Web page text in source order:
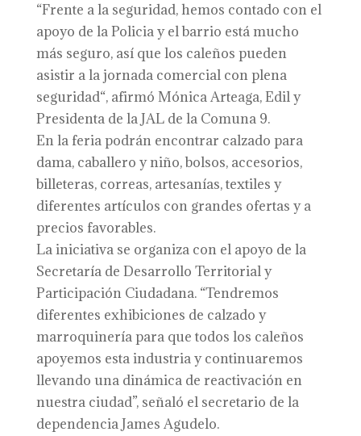
“Frente a la seguridad, hemos contado con el
apoyo de la Policia y el barrio está mucho
más seguro, así que los caleños pueden
asistir a la jornada comercial con plena
seguridad“, afirmó Mónica Arteaga, Edil y
Presidenta de la JAL de la Comuna 9.
En la feria podrán encontrar calzado para
dama, caballero y niño, bolsos, accesorios,
billeteras, correas, artesanías, textiles y
diferentes artículos con grandes ofertas y a
precios favorables.
La iniciativa se organiza con el apoyo de la
Secretaría de Desarrollo Territorial y
Participación Ciudadana. “Tendremos
diferentes exhibiciones de calzado y
marroquinería para que todos los caleños
apoyemos esta industria y continuaremos
llevando una dinámica de reactivación en
nuestra ciudad”, señaló el secretario de la
dependencia James Agudelo.